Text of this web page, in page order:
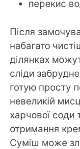
перекис
Після
набагато
ділянках
сліди
готую просту
невеликій
харчової
отримання
Суміш може